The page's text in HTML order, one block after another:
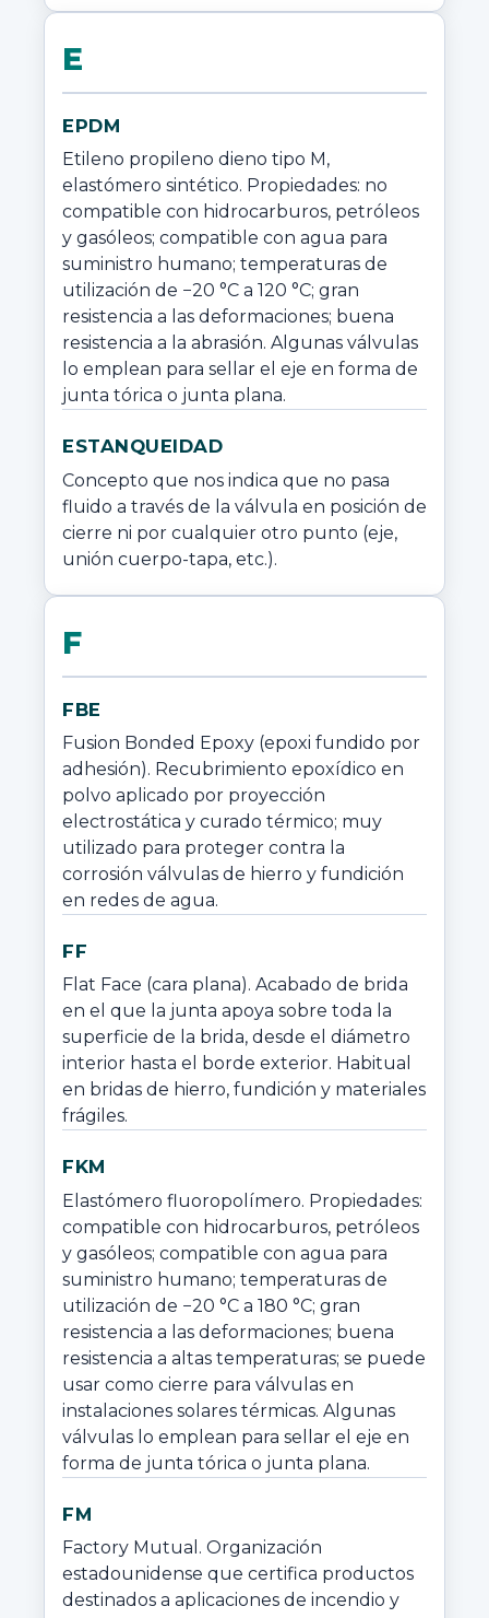
E
EPDM
Etileno propileno dieno tipo M,
elastómero sintético. Propiedades: no
compatible con hidrocarburos, petróleos
y gasóleos; compatible con agua para
suministro humano; temperaturas de
utilización de −20 °C a 120 °C; gran
resistencia a las deformaciones; buena
resistencia a la abrasión. Algunas válvulas
lo emplean para sellar el eje en forma de
junta tórica o junta plana.
ESTANQUEIDAD
Concepto que nos indica que no pasa
fluido a través de la válvula en posición de
cierre ni por cualquier otro punto (eje,
unión cuerpo-tapa, etc.).
F
FBE
Fusion Bonded Epoxy (epoxi fundido por
adhesión). Recubrimiento epoxídico en
polvo aplicado por proyección
electrostática y curado térmico; muy
utilizado para proteger contra la
corrosión válvulas de hierro y fundición
en redes de agua.
FF
Flat Face (cara plana). Acabado de brida
en el que la junta apoya sobre toda la
superficie de la brida, desde el diámetro
interior hasta el borde exterior. Habitual
en bridas de hierro, fundición y materiales
frágiles.
FKM
Elastómero fluoropolímero. Propiedades:
compatible con hidrocarburos, petróleos
y gasóleos; compatible con agua para
suministro humano; temperaturas de
utilización de −20 °C a 180 °C; gran
resistencia a las deformaciones; buena
resistencia a altas temperaturas; se puede
usar como cierre para válvulas en
instalaciones solares térmicas. Algunas
válvulas lo emplean para sellar el eje en
forma de junta tórica o junta plana.
FM
Factory Mutual. Organización
estadounidense que certifica productos
destinados a aplicaciones de incendio y